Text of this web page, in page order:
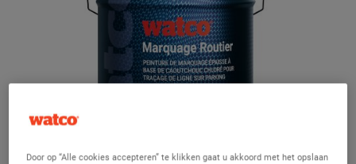
Door op “Alle cookies accepteren” te klikken gaat u akkoord met het opslaan